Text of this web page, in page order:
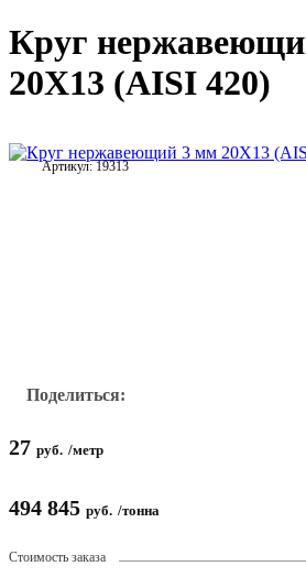
Круг
20Х13 (AISI 420)
Артикул: 19313
Поделиться:
27 руб. /метр
494 845 руб. /тонна
Стоимость заказа